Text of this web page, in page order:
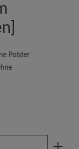
Polster
Wert ein